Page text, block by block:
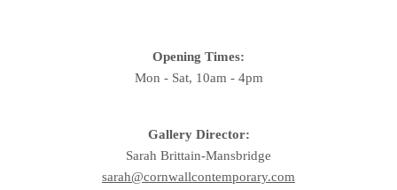
Opening Times:
Mon - Sat, 10am - 4pm
Gallery Director:
Sarah Brittain-Mansbridge
sarah@cornwallcontemporary.com